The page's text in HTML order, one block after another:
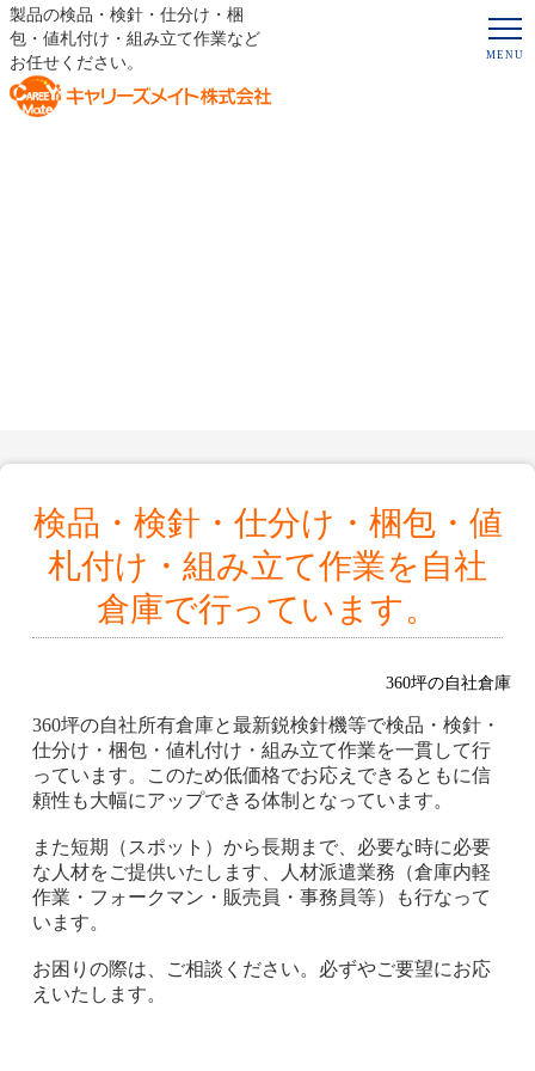
製品の検品・検針・仕分け・梱
包・値札付け・組み立て作業など
お任せください。
検品・検針・仕分け・梱包・値
札付け・組み立て作業を自社
倉庫で行っています。
360坪の自社倉庫
360坪の自社所有倉庫と最新鋭検針機等で検品・検針・
仕分け・梱包・値札付け・組み立て作業を一貫して行
っています。このため低価格でお応えできるともに信
頼性も大幅にアップできる体制となっています。
また短期（スポット）から長期まで、必要な時に必要
な人材をご提供いたします、人材派遣業務（倉庫内軽
作業・フォークマン・販売員・事務員等）も行なって
います。
お困りの際は、ご相談ください。必ずやご要望にお応
えいたします。